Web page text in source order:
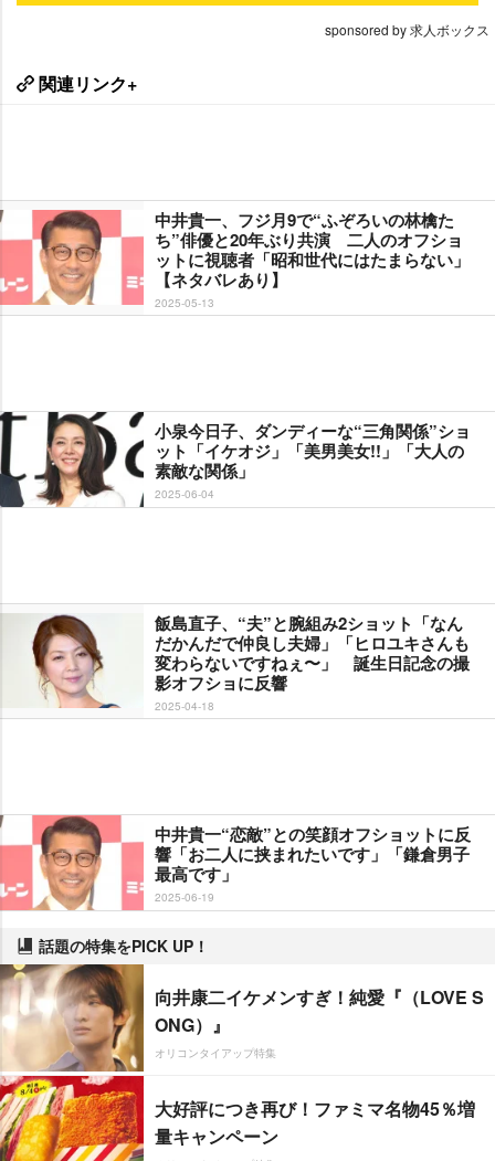
sponsored by 求人ボックス
関連リンク+
中井貴一、フジ月9で“ふぞろいの林檎た
ち”俳優と20年ぶり共演 二人のオフショ
ットに視聴者「昭和世代にはたまらない」
【ネタバレあり】
2025-05-13
小泉今日子、ダンディーな“三角関係”ショ
ット「イケオジ」「美男美女!!」「大人の
素敵な関係」
2025-06-04
飯島直子、“夫”と腕組み2ショット「なん
だかんだで仲良し夫婦」「ヒロユキさんも
変わらないですねぇ〜」 誕生日記念の撮
影オフショに反響
2025-04-18
中井貴一“恋敵”との笑顔オフショットに反
響「お二人に挟まれたいです」「鎌倉男子
最高です」
2025-06-19
話題の特集をPICK UP！
向井康二イケメンすぎ！純愛『（LOVE S
ONG）』
オリコンタイアップ特集
大好評につき再び！ファミマ名物45％増
量キャンペーン